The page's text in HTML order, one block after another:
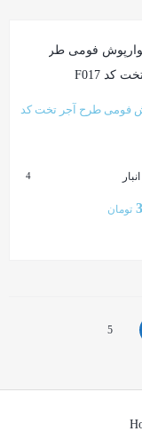
فومی طرح آجر تخت کد
4
تومان
5